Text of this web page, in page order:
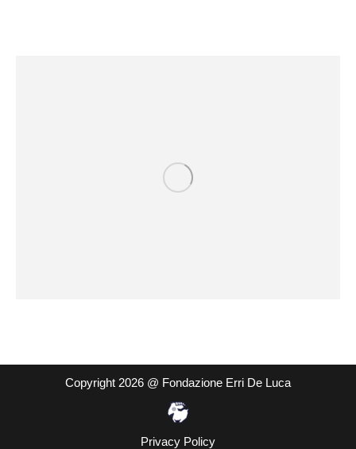
Copyright 2026 @ Fondazione Erri De Luca
Privacy Policy